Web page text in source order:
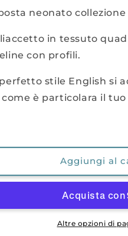
pagliaccetto
blusa
neonato collezione
in tessuto
con profili.
stile English si
come è particolara il tuo
Aggiungi al
Altre opzioni di